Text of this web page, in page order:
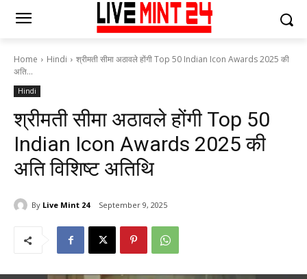
Home Hindi
श्रीमती सीमा अठावले होंगी Top 50 Indian Icon Awards 2025 की
अति...
Hindi
श्रीमती सीमा अठावले होंगी Top 50
Indian Icon Awards 2025 की
अति विशिष्ट अतिथि
By Live Mint 24 September 9, 2025